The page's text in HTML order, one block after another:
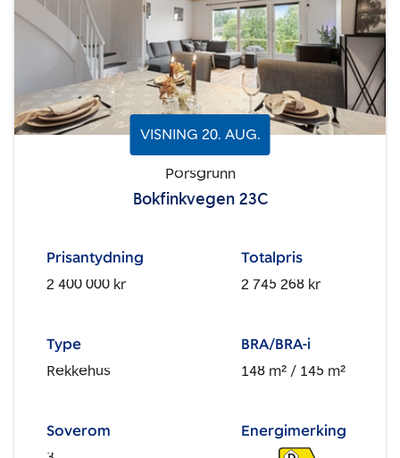
VISNING 20. AUG.
Porsgrunn
Bokfinkvegen 23C
Prisantydning
2 400 000 kr
Totalpris
2 745 268 kr
Type
Rekkehus
BRA/BRA-i
148 m² / 145 m²
Soverom
Energimerking